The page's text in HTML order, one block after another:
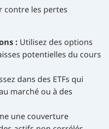
contre les pertes
: Utilisez des options
potentielles du cours
dans des ETFs qui
marché ou à des
une couverture